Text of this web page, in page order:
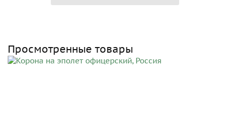
Просмотренные товары